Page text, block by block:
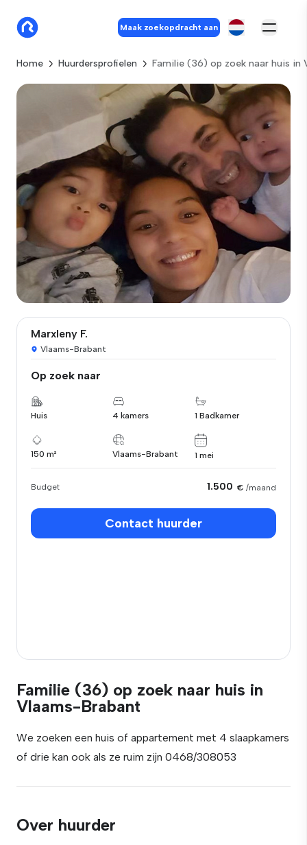
Maak zoekopdracht aan
Home Huurdersprofielen Familie (36) op zoek naar huis in
Marxleny F.
Vlaams-Brabant
Op zoek naar
Huis 4 kamers 1 Badkamer
150 m² Vlaams-Brabant 1 mei
Budget 1.500 € /maand
Contact huurder
Familie (36) op zoek naar huis in
Vlaams-Brabant
We zoeken een huis of appartement met 4 slaapkamers
of drie kan ook als ze ruim zijn 0468/308053
Over huurder